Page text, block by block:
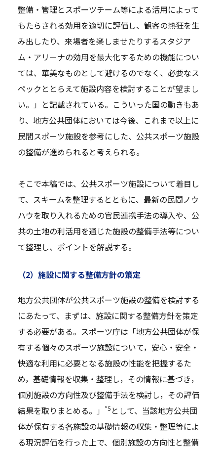
整備・管理とスポーツチーム等による活用によって
もたらされる効用を適切に評価し、観客の熱狂を生
み出したり、来場者を楽しませたりするスタジア
ム・アリーナの効用を最大化するための機能につい
ては、華美なものとして避けるのでなく、必要なス
ペックととらえて施設内容を検討することが望まし
い。」と記載されている。こういった国の動きもあ
り、地方公共団体においては今後、これまで以上に
民間スポーツ施設を参考にした、公共スポーツ施設
の整備が進められると考えられる。
そこで本稿では、公共スポーツ施設について着目し
て、スキームを整理するとともに、最新の民間ノウ
ハウを取り入れるための官民連携手法の導入や、公
共の土地の利活用を通じた施設の整備手法等につい
て整理し、ポイントを解説する。
（2）施設に関する整備方針の策定
地方公共団体が公共スポーツ施設の整備を検討する
にあたって、まずは、施設に関する整備方針を策定
する必要がある。スポーツ庁は「地方公共団体が保
有する個々のスポーツ施設について，安心・安全・
快適な利用に必要となる施設の性能を把握するた
め，基礎情報を収集・整理し，その情報に基づき，
個別施設の方向性及び整備手法を検討し，その評価
結果を取りまとめる。」
*5 として、当該地方公共団
体が保有する各施設の基礎情報の収集・整理等によ
る現況評価を行った上で、個別施設の方向性と整備